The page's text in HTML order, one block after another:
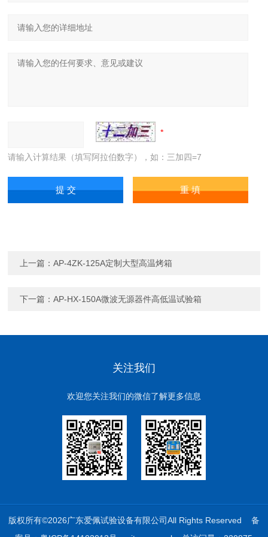
请输入计算结果（填写阿拉伯数字），如：三加四=7
上一篇：AP-4ZK-125A定制大型高温烤箱
下一篇：AP-HX-150A微波无源器件高低温试验箱
关注我们
欢迎您关注我们的微信了解更多信息
版权所有©2026广东爱佩试验设备有限公司All Rights Reserved 备